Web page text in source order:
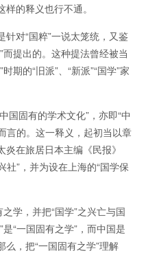
的释义也行不通。
针对“国粹”一说太笼统，又鉴
提出的。这种提法曾经被当
期的“旧派”、“新派”“国学”家
国固有的学术文化”，亦即“中
言的。这一释义，起初当以章
在旅居日本主编《民报》
社”，并为设在上海的“国学保
学，并把“国学”之兴亡与国
“一国固有之学”，而中国是
，把“一国固有之学”理解